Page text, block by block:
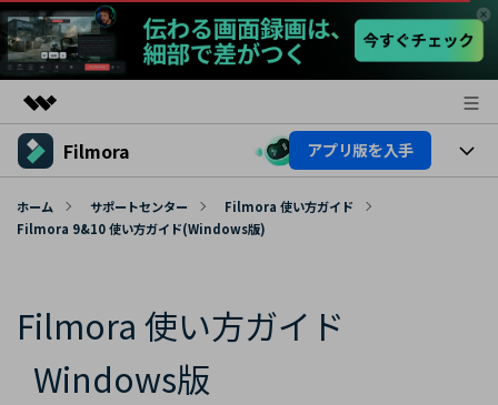
製品
ユーティリティ
法人・教育・パートナー
プラン＆価格
サポート
Filmora アプリ版を入手
製品
AI機能
活用法
Filmoraのユーザー層
動画編集関連知識
ホーム サポートセンター
Filmora 使い方ガイド
Filmora 9&10 使い方ガイド(Windows版)
Filmora 使い方ガイド
Windows版